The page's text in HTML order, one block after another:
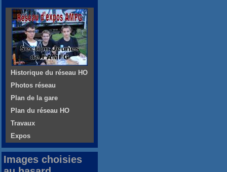
Historique du réseau HO
Photos réseau
Plan de la gare
Plan du réseau HO
Travaux
Expos
Images choisies